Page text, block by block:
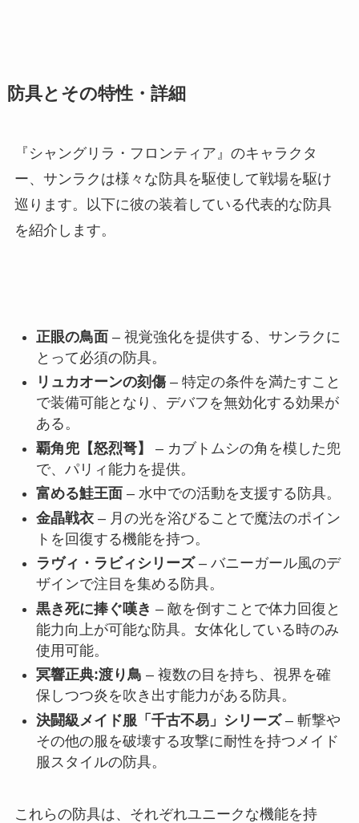
防具とその特性・詳細
『シャングリラ・フロンティア』のキャラクタ
ー、サンラクは様々な防具を駆使して戦場を駆け
巡ります。以下に彼の装着している代表的な防具
を紹介します。
正眼の鳥面– 視覚強化を提供する、サンラクに
とって必須の防具。
リュカオーンの刻傷– 特定の条件を満たすこと
で装備可能となり、デバフを無効化する効果が
ある。
覇角兜【怒烈弩】
– カブトムシの角を模した兜
で、パリィ能力を提供。
富める鮭王面 – 水中での活動を支援する防具。
金晶戦衣– 月の光を浴びることで魔法のポイン
トを回復する機能を持つ。
ラヴィ・ラビィシリーズ– バニーガール風のデ
ザインで注目を集める防具。
黒き死に捧ぐ嘆き – 敵を倒すことで体力回復と
能力向上が可能な防具。女体化している時のみ
使用可能。
冥響正典:渡り鳥 – 複数の目を持ち、視界を確
保しつつ炎を吹き出す能力がある防具。
決闘級メイド服「千古不易」シリーズ– 斬撃や
その他の服を破壊する攻撃に耐性を持つメイド
服スタイルの防具。
これらの防具は、それぞれユニークな機能を持